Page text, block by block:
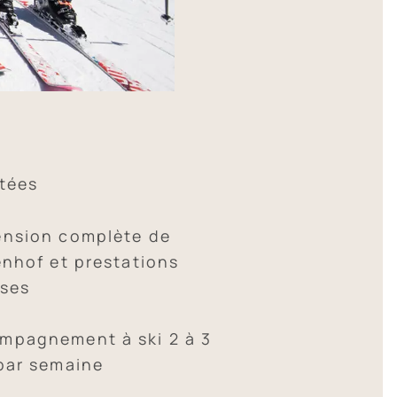
complète de
et prestations
à ski 2 à 3
semaine